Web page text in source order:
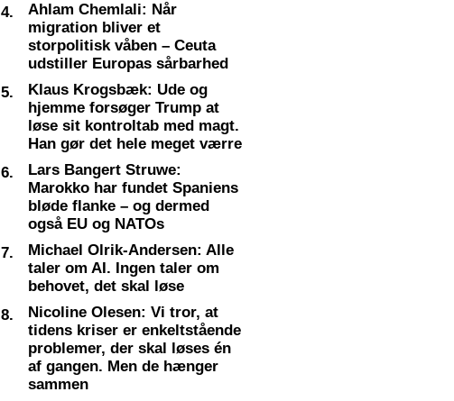
4.
Ahlam Chemlali: Når
migration bliver et
storpolitisk våben – Ceuta
udstiller Europas sårbarhed
5.
Klaus Krogsbæk: Ude og
hjemme forsøger Trump at
løse sit kontroltab med magt.
Han gør det hele meget værre
6.
Lars Bangert Struwe:
Marokko har fundet Spaniens
bløde flanke – og dermed
også EU og NATOs
7.
Michael Olrik-Andersen: Alle
taler om AI. Ingen taler om
behovet, det skal løse
8.
Nicoline Olesen: Vi tror, at
tidens kriser er enkeltstående
problemer, der skal løses én
af gangen. Men de hænger
sammen